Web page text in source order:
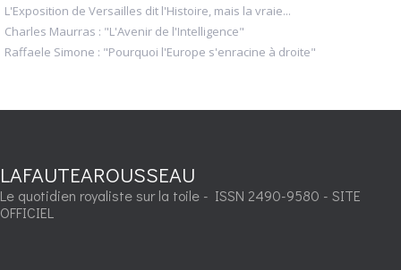
L'Exposition de Versailles dit l'Histoire, mais la vraie...
Charles Maurras : "L'Avenir de l'Intelligence"
Raffaele Simone : "Pourquoi l'Europe s'enracine à droite"
LAFAUTEAROUSSEAU
Le quotidien royaliste sur la toile - ISSN 2490-9580 - SITE
OFFICIEL